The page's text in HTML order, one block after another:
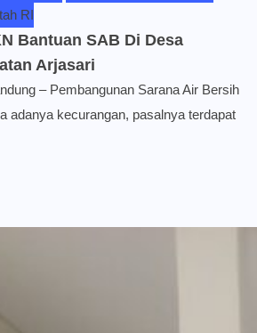
RI
Bantuan SAB Di Desa
Arjasari
– Pembangunan Sarana Air Bersih
adanya kecurangan, pasalnya terdapat